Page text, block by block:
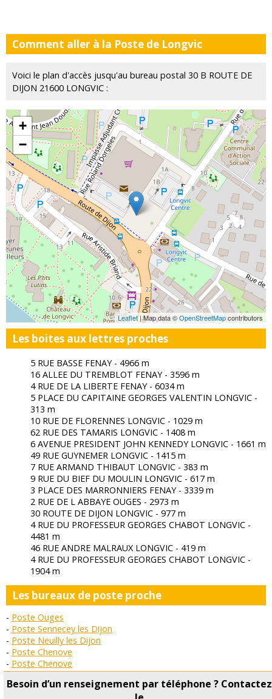
Besoin d’un renseignement par téléphone ? Contactez
Comment aller à la Poste de Longvic
Voici le plan d'accès jusqu'au bureau postal 30 B ROUTE DE
DIJON 21600 LONGVIC :
+
−
Leaflet| Map data ©OpenStreetMapcontributors
Les boites aux lettres proches
5 RUE BASSE FENAY - 4966 m
16 ALLEE DU TREMBLOT FENAY - 3596 m
4 RUE DE LA LIBERTE FENAY - 6034 m
5 PLACE DU CAPITAINE GEORGES VALENTIN LONGVIC -
313 m
10 RUE DE FLORENNES LONGVIC - 1029 m
62 RUE DES TAMARIS LONGVIC - 1408 m
6 AVENUE PRESIDENT JOHN KENNEDY LONGVIC - 1661 m
49 RUE GUYNEMER LONGVIC - 1415 m
7 RUE ARMAND THIBAUT LONGVIC - 383 m
9 RUE DU BIEF DU MOULIN LONGVIC - 617 m
3 PLACE DES MARRONNIERS FENAY - 3339 m
2 RUE DE L ABBAYE OUGES - 2973 m
30 ROUTE DE DIJON LONGVIC - 977 m
4 RUE DU PROFESSEUR GEORGES CHABOT LONGVIC -
4481 m
46 RUE ANDRE MALRAUX LONGVIC - 419 m
4 RUE DU PROFESSEUR GEORGES CHABOT LONGVIC -
1904 m
Les bureaux de poste proche
Poste Ouges
Poste Sennecey les Dijon
Poste Neuilly les Dijon
Poste Chenove
Poste Chenove
Poste Dijon
Poste Dijon Bossuet